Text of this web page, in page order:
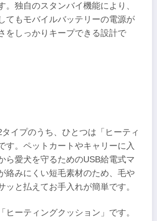
。独自のスタンバイ機能により、
てもモバイルバッテリーの電源が
をしっかりキープできる設計で
イプのうち、ひとつは「ヒーティ
す。ペットカートやキャリーに入
ら愛犬を守るためのUSB給電式マ
絡みにくい短毛素材のため、毛や
ッと払えてお手入れが簡単です。
ヒーティングクッション」です。